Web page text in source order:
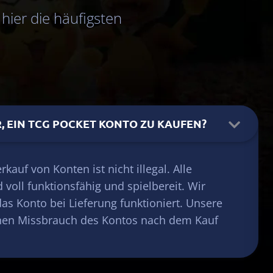
die häufigsten
EIN TCG POCKET KONTO ZU KAUFEN?
von Konten ist nicht illegal. Alle
voll funktionsfähig und spielbereit. Wir
Konto bei Lieferung funktioniert. Unsere
Missbrauch des Kontos nach dem Kauf